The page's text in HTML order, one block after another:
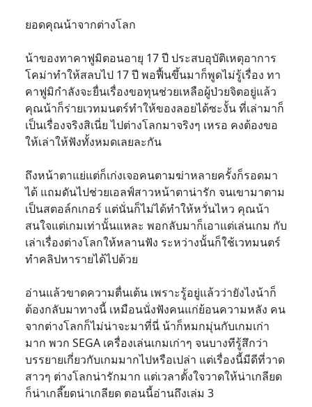
ยอดคุณน้าจากต่างโลก
น้าของทาคาฟูมิตอนอายุ 17 ปี ประสบอุบัติเหตุอาการ
โคม่าทำให้สลบไป 17 ปี พอฟื้นขึ้นมาก็พูดไม่รู้เรื่อง ทา
คาฟูมิกำลังจะยื่นเรื่องขอทุนช่วยเหลือผู้ป่วยจิตอยู่แล้ว
คุณน้าก็ร่ายเวทมนตร์ทำให้ของลอยได้ซะงั้น ที่เล่ามาก็
เป็นเรื่องจริงสิเนี่ย ไปต่างโลกมาจริงๆ เหรอ คงต้องขอ
ให้เล่าให้ฟังทั้งหมดเลยละกัน
ถึงหน้าตาแย่แต่ก็เก่งเจอคนตามฆ่าหลายครั้งก็รอดมา
ได้ แถมดันไปช่วยเอลฟ์สาวหน้าตาน่ารัก จนเขามาตาม
เป็นสตอล์กเกอร์ แต่นั่นก็ไม่ได้ทำให้หวั่นไหว คุณน้า
สนใจแต่เกมเท่านั้นแหละ พอกลับมาก็เอาแต่เล่นเกม กับ
เล่าเรื่องต่างโลกให้หลานฟัง ระหว่างนั้นก็ใช้เวทมนตร์
ทำคลิปหารายได้ไปด้วย
อ่านแล้วขาดความตื่นเต้น เพราะรู้อยู่แล้วว่ายังไงน้าก็
ต้องกลับมาทางนี้ เหมือนนั่งฟังคนแก่ย้อนความหลัง คน
จากต่างโลกก็ไม่น่าจะมาที่นี่ น้าก็หมกมุ่นกับเกมเก่า
มาก พวก SEGA เครื่องเล่นเกมเก่าๆ จนบางทีรู้สึกว่า
บรรยายเกี่ยวกับเกมมากไปหรือเปล่า แต่เรื่องนี้มีดีที่วาด
สาวๆ ต่างโลกน่ารักมาก แต่เวลาตั้งใจวาดให้น่าเกลียด
ก็น่าเกลี๊ยดน่าเกลียด ตอนนี้อ่านถึงเล่ม 3